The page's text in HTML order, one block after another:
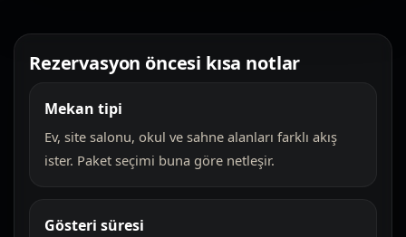
Rezervasyon öncesi kısa notlar
Mekan tipi
Ev, site salonu, okul ve sahne alanları farklı akış
ister. Paket seçimi buna göre netleşir.
Gösteri süresi